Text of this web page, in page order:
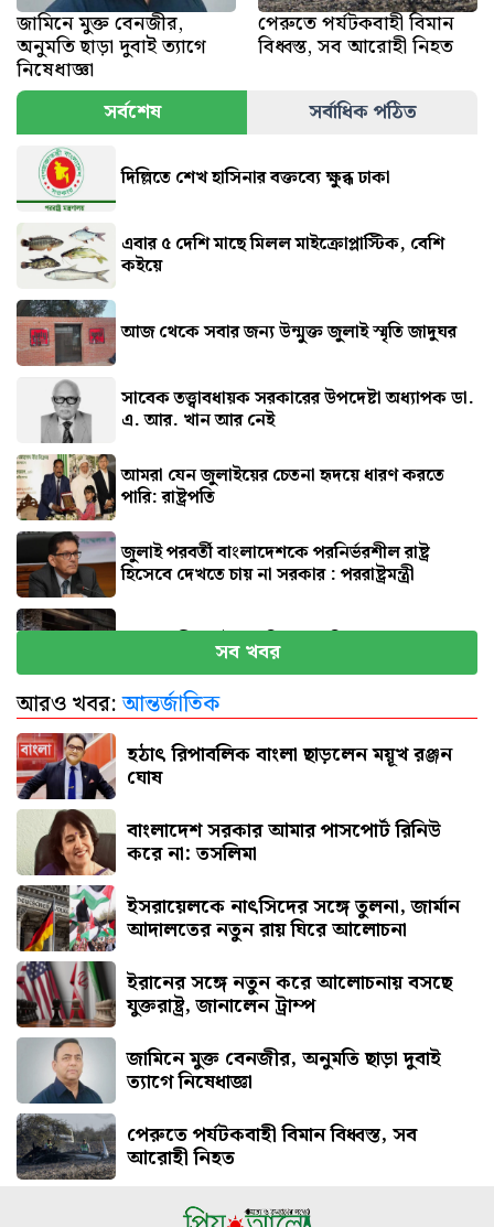
জামিনে মুক্ত বেনজীর,
অনুমতি ছাড়া দুবাই ত্যাগে
নিষেধাজ্ঞা
পেরুতে পর্যটকবাহী বিমান
বিধ্বস্ত, সব আরোহী নিহত
সর্বশেষ সর্বাধিক পঠিত
দিল্লিতে শেখ হাসিনার বক্তব্যে ক্ষুব্ধ ঢাকা
এবার ৫ দেশি মাছে মিলল মাইক্রোপ্লাস্টিক, বেশি
কইয়ে
আজ থেকে সবার জন্য উন্মুক্ত জুলাই স্মৃতি জাদুঘর
সাবেক তত্ত্বাবধায়ক সরকারের উপদেষ্টা অধ্যাপক ডা.
এ. আর. খান আর নেই
আমরা যেন জুলাইয়ের চেতনা হৃদয়ে ধারণ করতে
পারি: রাষ্ট্রপতি
জুলাই পরবর্তী বাংলাদেশকে পরনির্ভরশীল রাষ্ট্র
হিসেবে দেখতে চায় না সরকার : পররাষ্ট্রমন্ত্রী
মাগুরায় ক্রিকেটার সাকিবের বাড়িতে হামলা
নতুন দায়িত্বে প্রতিমন্ত্রী ববি হাজ্জাজ
সব খবর
আরও খবর:আন্তর্জাতিক
হঠাৎ রিপাবলিক বাংলা ছাড়লেন ময়ূখ রঞ্জন
ঘোষ
বাংলাদেশ সরকার আমার পাসপোর্ট রিনিউ
করে না: তসলিমা
ইসরায়েলকে নাৎসিদের সঙ্গে তুলনা, জার্মান
আদালতের নতুন রায় ঘিরে আলোচনা
ইরানের সঙ্গে নতুন করে আলোচনায় বসছে
যুক্তরাষ্ট্র, জানালেন ট্রাম্প
জামিনে মুক্ত বেনজীর, অনুমতি ছাড়া দুবাই
ত্যাগে নিষেধাজ্ঞা
পেরুতে পর্যটকবাহী বিমান বিধ্বস্ত, সব
আরোহী নিহত